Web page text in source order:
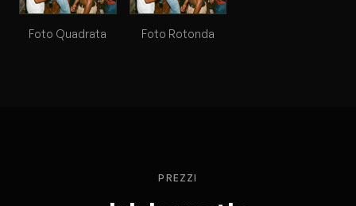
Foto Quadrata Foto Rotonda
PREZZI